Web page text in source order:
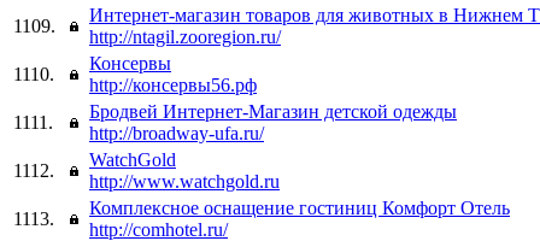
1109.
Интернет-магазин товаров для животных в Нижнем
http://ntagil.zooregion.ru/
1110.
Консервы
http://консервы56.рф
1111.
Бродвей Интернет-Магазин детской одежды
http://broadway-ufa.ru/
1112.
WatchGold
http://www.watchgold.ru
1113.
Комплексное оснащение гостиниц Комфорт Отель
http://comhotel.ru/